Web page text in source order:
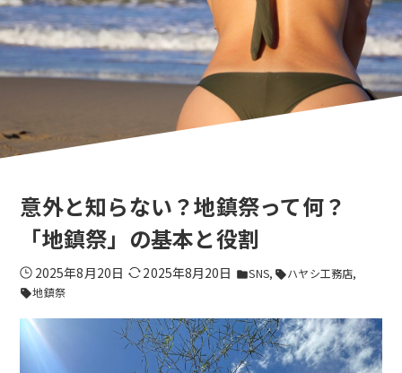
意外と知らない？地鎮祭って何？
「地鎮祭」の基本と役割
2025年8月20日 2025年8月20日 folderSNS sellハヤシ工務店
sell地鎮祭